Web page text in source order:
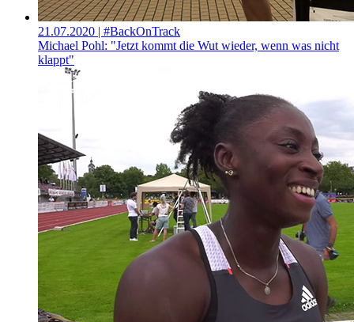
21.07.2020 | #BackOnTrack
Michael Pohl: "Jetzt kommt die Wut wieder, wenn was nicht
klappt"